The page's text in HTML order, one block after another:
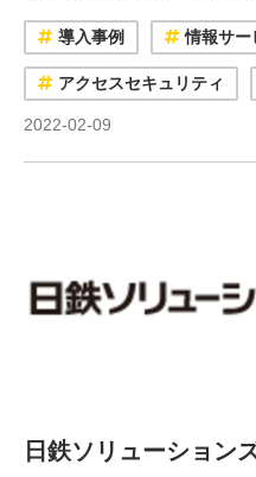
導入事例 情報サー
アクセスセキュリティ
2022-02-09
日鉄ソリューション